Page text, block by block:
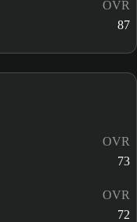
OVR
87
OVR
73
OVR
72